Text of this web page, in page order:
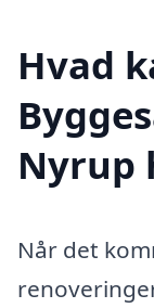
Hvad
Nyrup
Når det